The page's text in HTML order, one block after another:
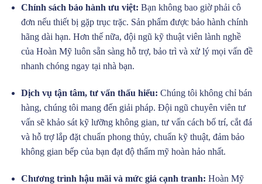
Chính sách bảo hành ưu việt: Bạn không bao giờ phải cô
đơn nếu thiết bị gặp trục trặc. Sản phẩm được bảo hành chính
hãng dài hạn. Hơn thế nữa, đội ngũ kỹ thuật viên lành nghề
của Hoàn Mỹ luôn sẵn sàng hỗ trợ, bảo trì và xử lý mọi vấn đề
nhanh chóng ngay tại nhà bạn.
Dịch vụ tận tâm, tư vấn thấu hiểu: Chúng tôi không chỉ bán
hàng, chúng tôi mang đến giải pháp. Đội ngũ chuyên viên tư
vấn sẽ khảo sát kỹ lưỡng không gian, tư vấn cách bố trí, cắt đá
và hỗ trợ lắp đặt chuẩn phong thủy, chuẩn kỹ thuật, đảm bảo
không gian bếp của bạn đạt độ thẩm mỹ hoàn hảo nhất.
Chương trình hậu mãi và mức giá cạnh tranh: Hoàn Mỹ